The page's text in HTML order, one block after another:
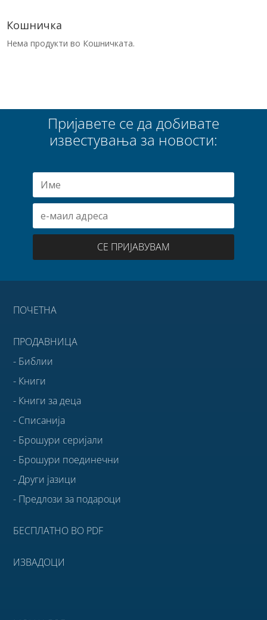
Кошничка
Нема продукти во Кошничката.
Пријавете се да добивате
известувања за новости:
СЕ ПРИЈАВУВАМ
ПОЧЕТНА
ПРОДАВНИЦА
- Библии
- Книги
- Книги за деца
- Списанија
- Брошури серијали
- Брошури поединечни
- Други јазици
- Предлози за подароци
БЕСПЛАТНО ВО PDF
ИЗВАДОЦИ